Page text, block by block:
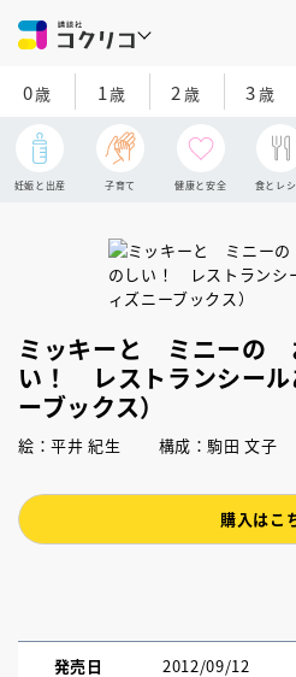
0歳 1歳 2 歳 3歳
妊娠と出産 子育て 健康と安全 食とレ
ミッキーと ミニーの
い！ レストランシー
ーブックス）
絵：平井 紀生 構成：駒田 文
購入はこ
発売日 2012/09/12